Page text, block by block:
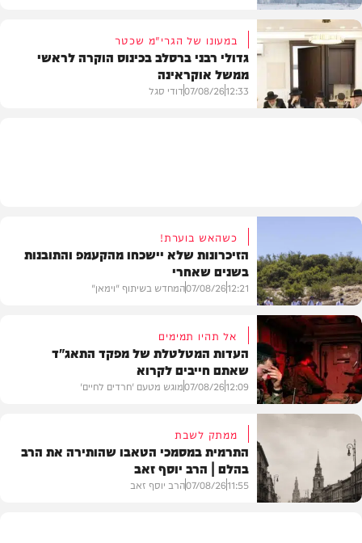
במעונו של הגרי"מ שכטר
גדולי רבני ברסלב בכינוס הוקרה לראשי
ממשל אוקראינה
12:33
07/08/26דודי סגל
וידאו
כשהאש בוערת!
הזיכרונות שלא יישכחו מהקעמפ והתובנות
בשנים שאחרי
12:21
07/08/26המחדש בשיתוף "וימאן"
דעות
אל תהיו תמימים
העדות המטלטלת של מפקד התאג"ד
שאתם חייבים לקרוא
12:09
07/08/26מוגש מטעם 'חרדים לחיים'
ממתק לשבת
התרמית במסמכי הטאבו שהותירה את הרב
בהלם | הרב יוסף זאב
11:55
07/08/26הרב יוסף זאב